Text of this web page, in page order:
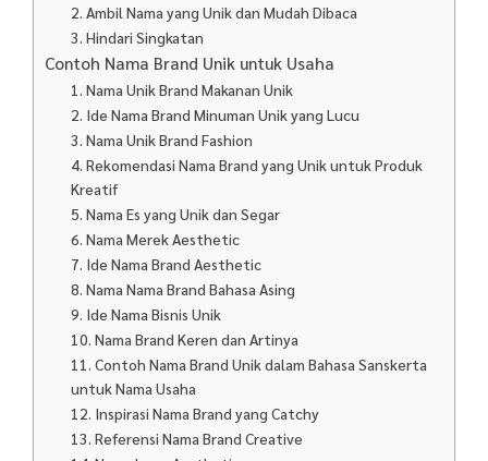
2. Ambil Nama yang Unik dan Mudah Dibaca
3. Hindari Singkatan
Contoh Nama Brand Unik untuk Usaha
1. Nama Unik Brand Makanan Unik
2. Ide Nama Brand Minuman Unik yang Lucu
3. Nama Unik Brand Fashion
4. Rekomendasi Nama Brand yang Unik untuk Produk
Kreatif
5. Nama Es yang Unik dan Segar
6. Nama Merek Aesthetic
7. Ide Nama Brand Aesthetic
8. Nama Nama Brand Bahasa Asing
9. Ide Nama Bisnis Unik
10. Nama Brand Keren dan Artinya
11. Contoh Nama Brand Unik dalam Bahasa Sanskerta
untuk Nama Usaha
12. Inspirasi Nama Brand yang Catchy
13. Referensi Nama Brand Creative